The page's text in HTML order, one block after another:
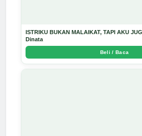
ISTRIKU BUKAN MALAIKAT, TAPI AKU
Dinata
Beli / Baca